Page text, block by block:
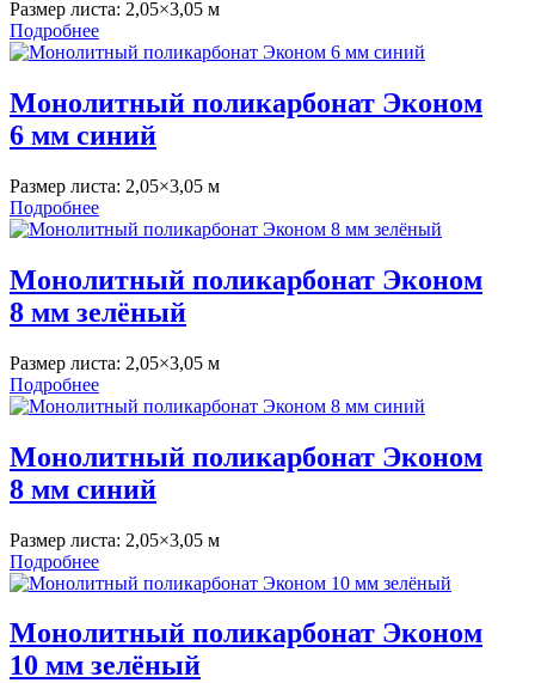
Размер листа: 2,05×3,05 м
Подробнее
Монолитный поликарбонат Эконом
6 мм синий
Размер листа: 2,05×3,05 м
Подробнее
Монолитный поликарбонат Эконом
8 мм зелёный
Размер листа: 2,05×3,05 м
Подробнее
Монолитный поликарбонат Эконом
8 мм синий
Размер листа: 2,05×3,05 м
Подробнее
Монолитный поликарбонат Эконом
10 мм зелёный